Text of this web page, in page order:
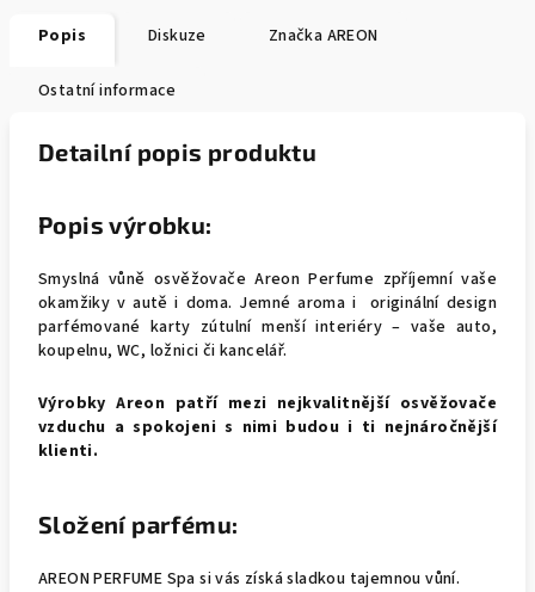
Popis Diskuze Značka AREON
Ostatní informace
Detailní popis produktu
Popis výrobku:
Smyslná vůně osvěžovače Areon Perfume zpříjemní vaše
okamžiky v autě i doma. Jemné aroma i originální design
parfémované karty zútulní menší interiéry – vaše auto,
koupelnu, WC, ložnici či kancelář.
Výrobky Areon patří mezi nejkvalitnější osvěžovače
vzduchu a spokojeni s nimi budou i ti nejnáročnější
klienti.
Složení parfému:
AREON PERFUME Spa si vás získá sladkou tajemnou vůní.